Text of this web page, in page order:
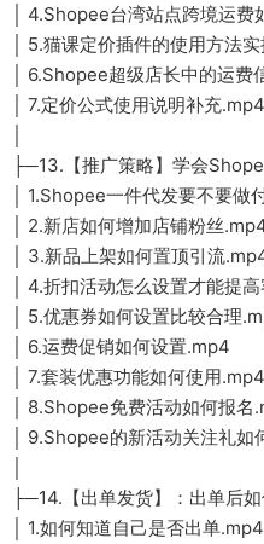
│ 4.Shopee台湾站点跨境运费
│ 5.猫课定价插件的使用方法
│ 6.Shopee超级店长中的运费
│ 7.定价公式使用说明补充.mp4
├─13.【推广策略】学会
│ 1.Shopee一件代发要不要做
│ 2.新店如何增加店铺粉丝
│ 3.新品上架如何置顶引流
│ 4.折扣活动怎么设置才能提
│ 5.优惠券如何设置比较合理
│ 6.运费促销如何设置.mp4
│ 7.套装优惠功能如何使用.mp4
│ 8.Shopee免费活动如何报名
│ 9.Shopee的新活动关注礼如
├─14.【出单发货】：出单后
│ 1.如何知道自己是否出单.mp4